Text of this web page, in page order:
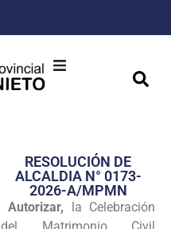
Transparencia
Seguridad
RESOLUCIÓN DE
ALCALDIA N° 0173-
2026-A/MPMN
Autorizar, la Celebración
del Matrimonio Civil